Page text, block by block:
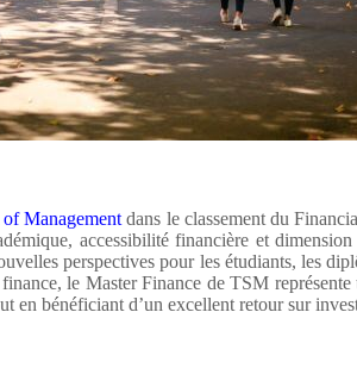
Management dans le classement du
accessibilité financière et dimension
perspectives pour les étudiants, les
le Master Finance de TSM
en bénéficiant d’un excellent retour sur